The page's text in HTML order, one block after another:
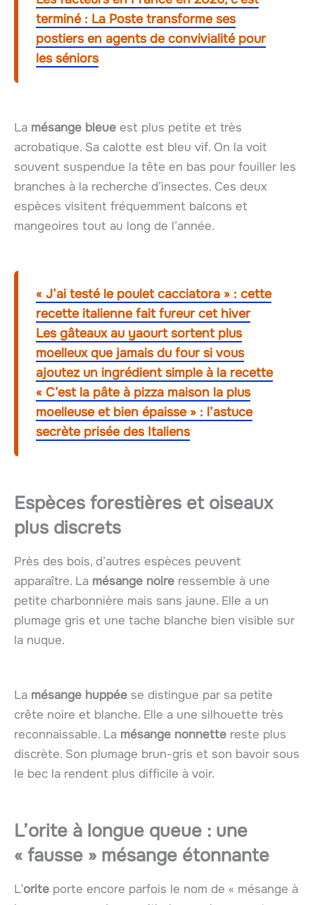
terminé : La Poste transforme ses
postiers en agents de convivialité pour
les séniors
La mésange bleue est plus petite et très
acrobatique. Sa calotte est bleu vif. On la voit
souvent suspendue la tête en bas pour fouiller les
branches à la recherche d’insectes. Ces deux
espèces visitent fréquemment balcons et
mangeoires tout au long de l’année.
« J’ai testé le poulet cacciatora » : cette
recette italienne fait fureur cet hiver
Les gâteaux au yaourt sortent plus
moelleux que jamais du four si vous
ajoutez un ingrédient simple à la recette
« C’est la pâte à pizza maison la plus
moelleuse et bien épaisse » : l’astuce
secrète prisée des Italiens
Espèces forestières et oiseaux
plus discrets
Près des bois, d’autres espèces peuvent
apparaître. La mésange noire ressemble à une
petite charbonnière mais sans jaune. Elle a un
plumage gris et une tache blanche bien visible sur
la nuque.
La mésange huppée se distingue par sa petite
crête noire et blanche. Elle a une silhouette très
reconnaissable. La mésange nonnette reste plus
discrète. Son plumage brun-gris et son bavoir sous
le bec la rendent plus difficile à voir.
L’orite à longue queue : une
« fausse » mésange étonnante
L’orite porte encore parfois le nom de « mésange à